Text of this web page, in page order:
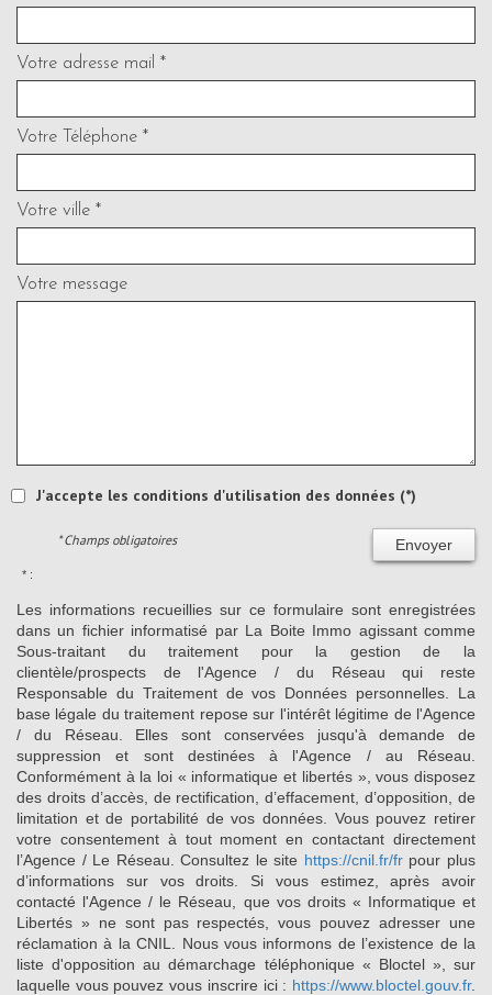
Votre adresse mail *
Votre Téléphone *
Votre ville *
Votre message
J'accepte les conditions d'utilisation des données (*)
Envoyer
* Champs obligatoires
* :
Les informations recueillies sur ce formulaire sont enregistrées
dans un fichier informatisé par La Boite Immo agissant comme
Sous-traitant du traitement pour la gestion de la
clientèle/prospects de l'Agence / du Réseau qui reste
Responsable du Traitement de vos Données personnelles. La
base légale du traitement repose sur l'intérêt légitime de l'Agence
/ du Réseau. Elles sont conservées jusqu'à demande de
suppression et sont destinées à l'Agence / au Réseau.
Conformément à la loi « informatique et libertés », vous disposez
des droits d’accès, de rectification, d’effacement, d’opposition, de
limitation et de portabilité de vos données. Vous pouvez retirer
votre consentement à tout moment en contactant directement
l’Agence / Le Réseau. Consultez le site https://cnil.fr/frpour plus
d’informations sur vos droits. Si vous estimez, après avoir
contacté l'Agence / le Réseau, que vos droits « Informatique et
Libertés » ne sont pas respectés, vous pouvez adresser une
réclamation à la CNIL. Nous vous informons de l’existence de la
liste d'opposition au démarchage téléphonique « Bloctel », sur
laquelle vous pouvez vous inscrire ici : https://www.bloctel.gouv.fr.